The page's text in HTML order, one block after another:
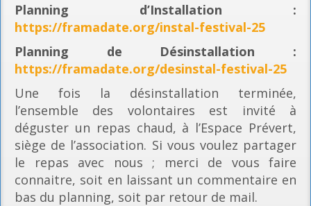
Planning d’Installation :
https://framadate.org/instal-festival-25
Planning de Désinstallation :
https://framadate.org/desinstal-festival-25
Une fois la désinstallation terminée,
l’ensemble des volontaires est invité à
déguster un repas chaud, à l’Espace Prévert,
siège de l’association. Si vous voulez partager
le repas avec nous ; merci de vous faire
connaitre, soit en laissant un commentaire en
bas du planning, soit par retour de mail.